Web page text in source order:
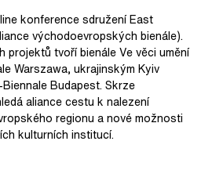
konference sdružení East
východoevropských bienále).
projektů tvoří bienále Ve věci umění
Warszawa, ukrajinským Kyiv
Budapest. Skrze
aliance cestu k nalezení
regionu a nové možnosti
kulturních institucí.